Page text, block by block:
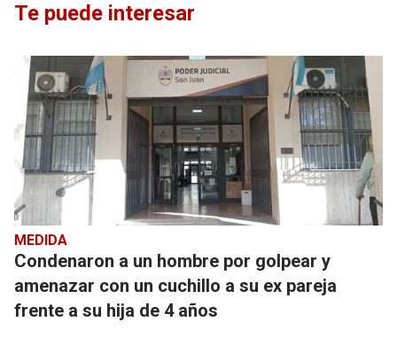
Te puede interesar
MEDIDA
Condenaron a un hombre por golpear y
amenazar con un cuchillo a su ex pareja
frente a su hija de 4 años